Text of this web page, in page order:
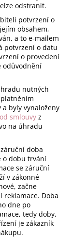
odstranit.
potvrzení o
obsahem,
a to e-mailem
potvrzení o datu
o provedení
odůvodnění
nutných
byly vynaloženy
smlouvy z
na úhradu
doba
o dobu trvání
se záruční
v zákonné
začne
reklamace. Doba
dne po
tedy doby,
je zákazník